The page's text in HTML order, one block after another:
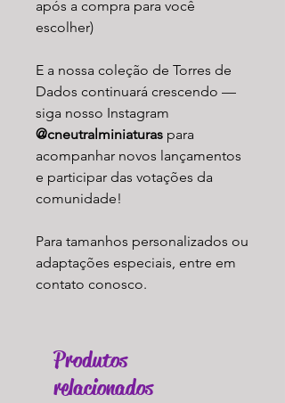
após a compra para você
escolher)
E a nossa coleção de Torres de
Dados continuará crescendo —
siga nosso Instagram
@cneutralminiaturas para
acompanhar novos lançamentos
e participar das votações da
comunidade!
Para tamanhos personalizados ou
adaptações especiais, entre em
contato conosco.
Produtos
relacionados